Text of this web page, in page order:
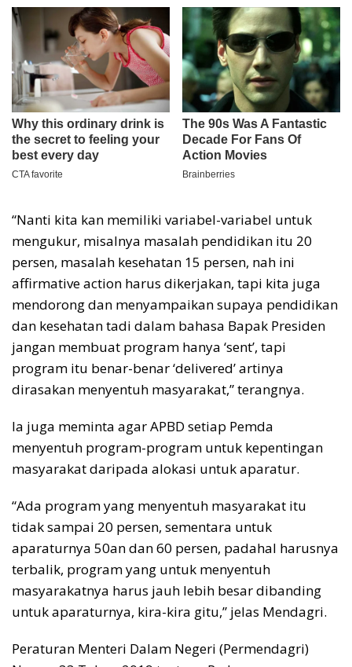
“Nanti kita kan memiliki variabel-variabel untuk
mengukur, misalnya masalah pendidikan itu 20
persen, masalah kesehatan 15 persen, nah ini
affirmative action harus dikerjakan, tapi kita juga
mendorong dan menyampaikan supaya pendidikan
dan kesehatan tadi dalam bahasa Bapak Presiden
jangan membuat program hanya ‘sent’, tapi
program itu benar-benar ‘delivered’ artinya
dirasakan menyentuh masyarakat,” terangnya.
Ia juga meminta agar APBD setiap Pemda
menyentuh program-program untuk kepentingan
masyarakat daripada alokasi untuk aparatur.
“Ada program yang menyentuh masyarakat itu
tidak sampai 20 persen, sementara untuk
aparaturnya 50an dan 60 persen, padahal harusnya
terbalik, program yang untuk menyentuh
masyarakatnya harus jauh lebih besar dibanding
untuk aparaturnya, kira-kira gitu,” jelas Mendagri.
Peraturan Menteri Dalam Negeri (Permendagri)